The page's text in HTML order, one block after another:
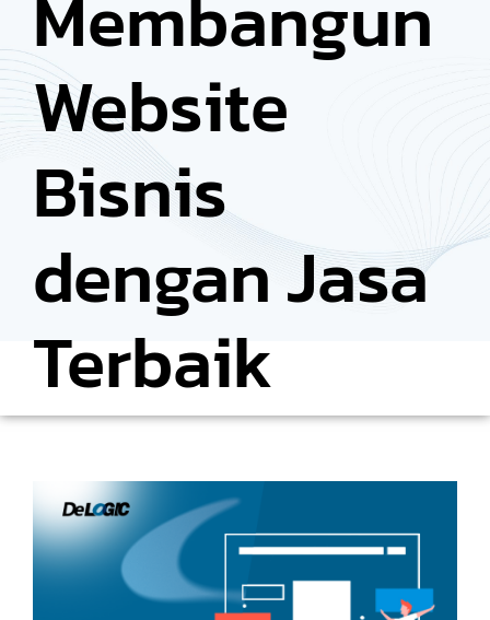
Website
Bisnis
dengan Jasa
Terbaik